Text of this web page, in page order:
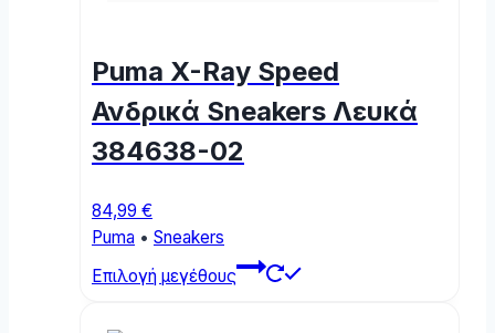
Puma X-Ray Speed
Ανδρικά Sneakers Λευκά
384638-02
84,99 €
Puma • Sneakers
Επιλογή μεγέθους
This